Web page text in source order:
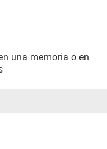
una memoria o en